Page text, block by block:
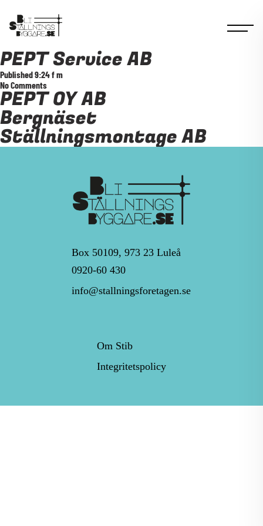
PEPT Service AB
Published9:24 f m
No Comments
PEPT OY AB
Bergnäset
Ställningsmontage AB
Box 50109, 973 23 Luleå
0920-60 430
info@stallningsforetagen.se
Om Stib
Integritetspolicy